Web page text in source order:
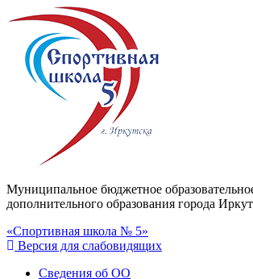
Муниципальное бюджетное
дополнительного образования города
«Спортивная школа № 5»
Версия для слабовидящих
Сведения об ОО